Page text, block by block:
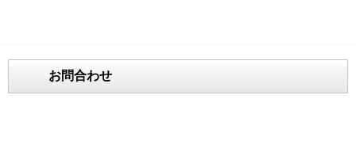
お問合わせ